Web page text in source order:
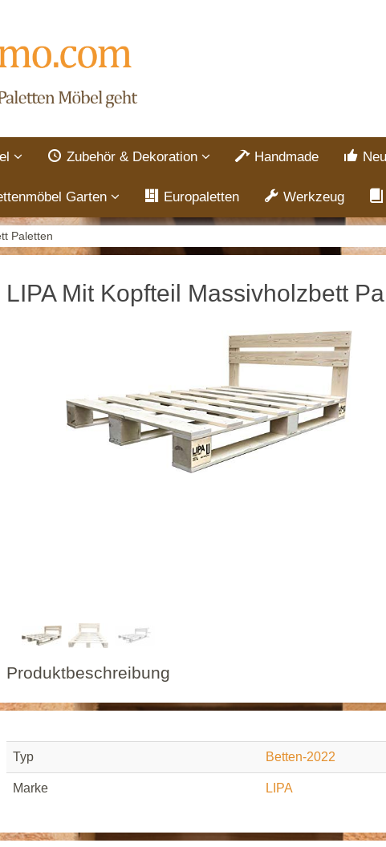
Zubehör & Dekoration Handmade
Garten Europaletten Werkzeug
Paletten
LIPA Mit Kopfteil Massivholzbett
Produktbeschreibung
Typ Betten-2022
Marke LIPA